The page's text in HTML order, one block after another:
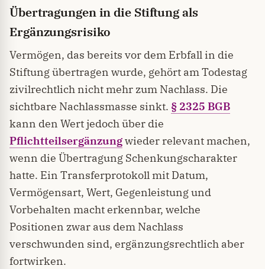
Übertragungen in die Stiftung als
Ergänzungsrisiko
Vermögen, das bereits vor dem Erbfall in die
Stiftung übertragen wurde, gehört am Todestag
zivilrechtlich nicht mehr zum Nachlass. Die
sichtbare Nachlassmasse sinkt. § 2325 BGB
kann den Wert jedoch über die
Pflichtteilsergänzungwieder relevant machen,
wenn die Übertragung Schenkungscharakter
hatte. Ein Transferprotokoll mit Datum,
Vermögensart, Wert, Gegenleistung und
Vorbehalten macht erkennbar, welche
Positionen zwar aus dem Nachlass
verschwunden sind, ergänzungsrechtlich aber
fortwirken.